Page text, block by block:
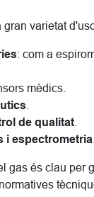
varietat
: com a
mèdics.
de qualitat
i espectrometria
gas és clau per